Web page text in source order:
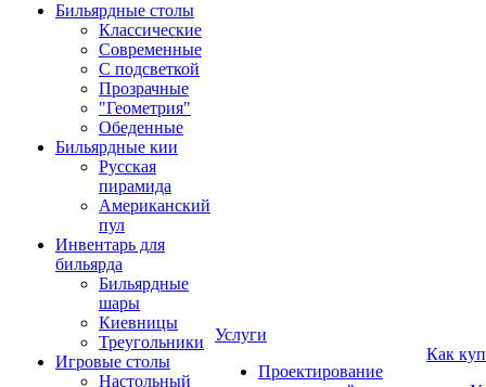
Бильярдные столы
Классические
Современные
С подсветкой
Прозрачные
"Геометрия"
Обеденные
Бильярдные кии
Русская
пирамида
Американский
пул
Инвентарь для
бильярда
Бильярдные
шары
Киевницы
Треугольники
Игровые столы
Настольный
Услуги
Проектирование
Как